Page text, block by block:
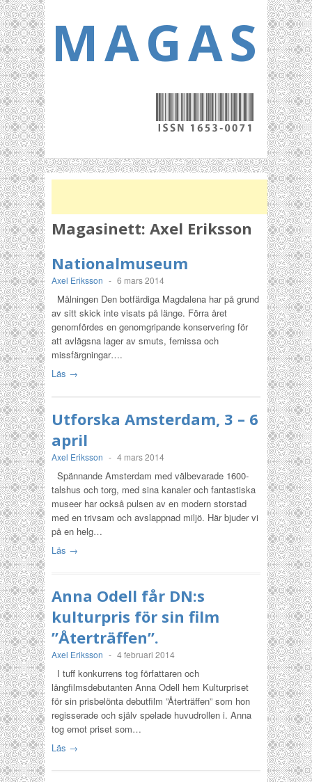
Magasinett: Axel Eriksson
Nationalmuseum
Axel Eriksson - 6 mars 2014
Målningen Den botfärdiga Magdalena har på grund
av sitt skick inte visats på länge. Förra året
genomfördes en genomgripande konservering för
att avlägsna lager av smuts, fernissa och
missfärgningar….
Läs →
Utforska Amsterdam, 3 – 6
april
Axel Eriksson - 4 mars 2014
Spännande Amsterdam med välbevarade 1600-
talshus och torg, med sina kanaler och fantastiska
museer har också pulsen av en modern storstad
med en trivsam och avslappnad miljö. Här bjuder vi
på en helg…
Läs →
Anna Odell får DN:s
kulturpris för sin film
”Återträffen”.
Axel Eriksson - 4 februari 2014
I tuff konkurrens tog författaren och
långfilmsdebutanten Anna Odell hem Kulturpriset
för sin prisbelönta debutfilm ”Återträffen” som hon
regisserade och själv spelade huvudrollen i. Anna
tog emot priset som…
Läs →